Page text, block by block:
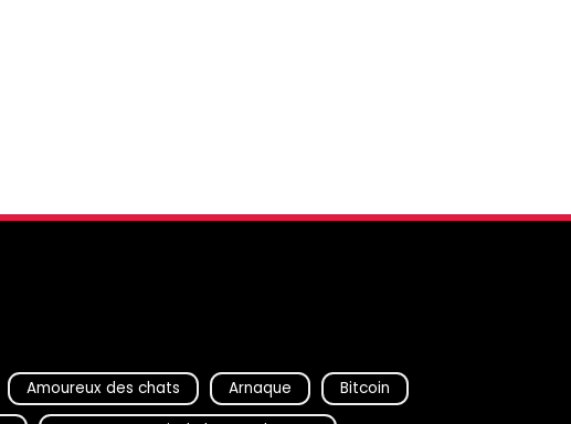
Amoureux des chats Arnaque
Bitcoin